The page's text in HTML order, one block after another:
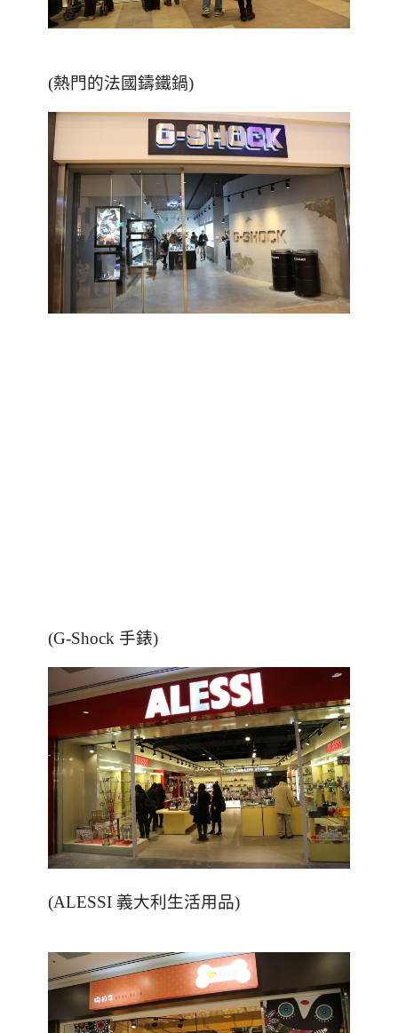
(熱門的法國鑄鐵鍋)
(G-Shock 手錶)
(ALESSI 義大利生活用品)